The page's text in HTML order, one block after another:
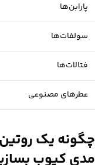
پارابن‌ها
سولفات‌ها
فتالات‌ها
عطرهای مصنوعی
چگونه یک
مدی‌ کیوب